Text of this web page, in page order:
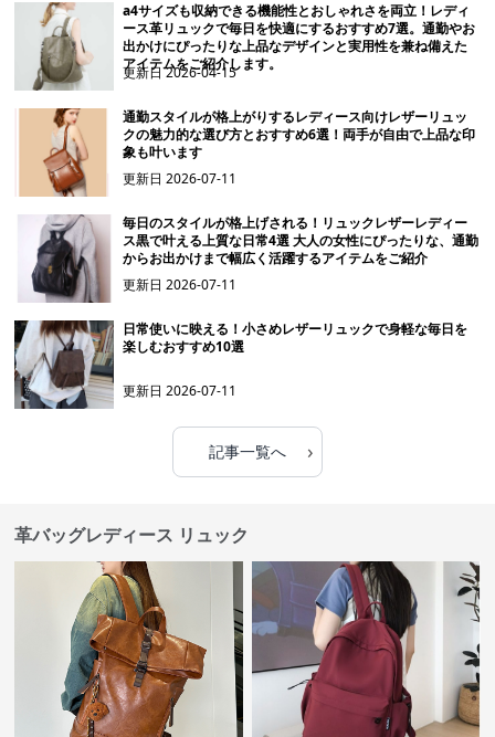
a4サイズも収納できる機能性とおしゃれさを両立！レディ
ース革リュックで毎日を快適にするおすすめ7選。通勤やお
出かけにぴったりな上品なデザインと実用性を兼ね備えた
アイテムをご紹介します。
更新日2026-04-15
通勤スタイルが格上がりするレディース向けレザーリュッ
クの魅力的な選び方とおすすめ6選！両手が自由で上品な印
象も叶います
更新日2026-07-11
毎日のスタイルが格上げされる！リュックレザーレディー
ス黒で叶える上質な日常4選 大人の女性にぴったりな、通勤
からお出かけまで幅広く活躍するアイテムをご紹介
更新日2026-07-11
日常使いに映える！小さめレザーリュックで身軽な毎日を
楽しむおすすめ10選
更新日2026-07-11
記事一覧へ ›
革バッグレディース リュック